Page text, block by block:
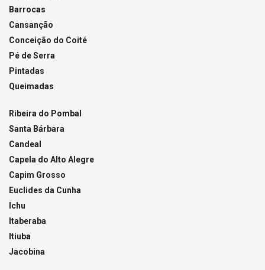
Barrocas
Cansanção
Conceição do Coité
Pé de Serra
Pintadas
Queimadas
Ribeira do Pombal
Santa Bárbara
Candeal
Capela do Alto Alegre
Capim Grosso
Euclides da Cunha
Ichu
Itaberaba
Itiuba
Jacobina